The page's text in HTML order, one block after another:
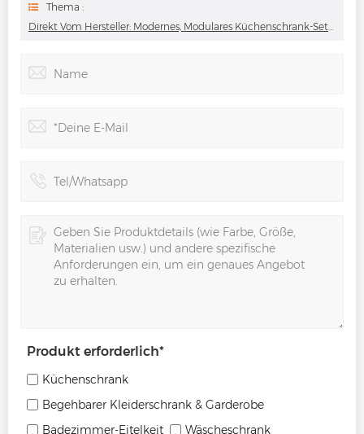
Thema :
Direkt Vom Hersteller: Modernes, Modulares Küchenschrank-Set In L-Form, Grau
Produkt erforderlich*
Küchenschrank
Begehbarer Kleiderschrank & Garderobe
Badezimmer-Eitelkeit
Wäscheschrank